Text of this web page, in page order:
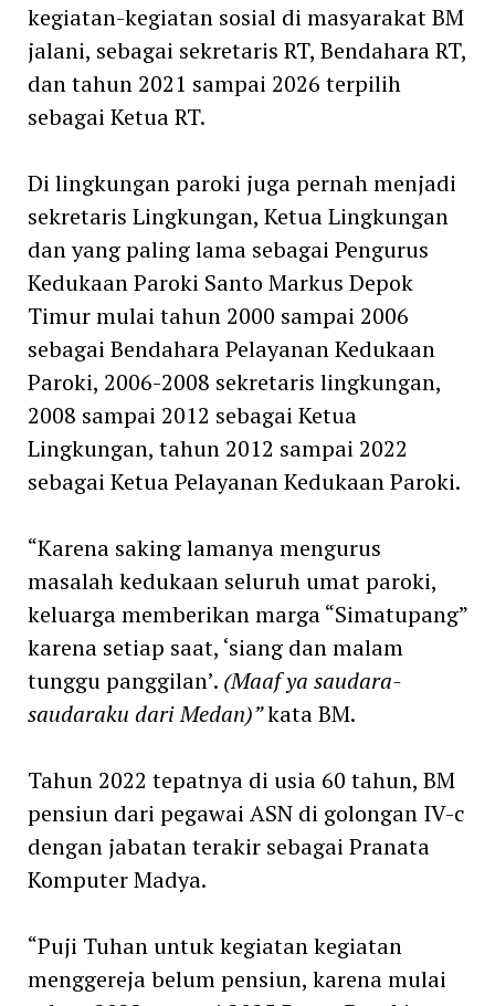
kegiatan-kegiatan sosial di masyarakat BM
jalani, sebagai sekretaris RT, Bendahara RT,
dan tahun 2021 sampai 2026 terpilih
sebagai Ketua RT.
Di lingkungan paroki juga pernah menjadi
sekretaris Lingkungan, Ketua Lingkungan
dan yang paling lama sebagai Pengurus
Kedukaan Paroki Santo Markus Depok
Timur mulai tahun 2000 sampai 2006
sebagai Bendahara Pelayanan Kedukaan
Paroki, 2006-2008 sekretaris lingkungan,
2008 sampai 2012 sebagai Ketua
Lingkungan, tahun 2012 sampai 2022
sebagai Ketua Pelayanan Kedukaan Paroki.
“Karena saking lamanya mengurus
masalah kedukaan seluruh umat paroki,
keluarga memberikan marga “Simatupang”
karena setiap saat, ‘siang dan malam
tunggu panggilan’. (Maaf ya saudara-
saudaraku dari Medan)”kata BM.
Tahun 2022 tepatnya di usia 60 tahun, BM
pensiun dari pegawai ASN di golongan IV-c
dengan jabatan terakir sebagai Pranata
Komputer Madya.
“Puji Tuhan untuk kegiatan kegiatan
menggereja belum pensiun, karena mulai